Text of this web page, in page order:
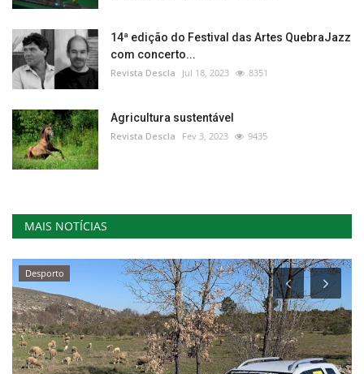
14ª edição do Festival das Artes QuebraJazz
com concerto...
Revista Descla Jul 18, 2023 8351
Agricultura sustentável
Revista Descla Fev 3, 2023 9435
MAIS NOTÍCIAS
Desporto